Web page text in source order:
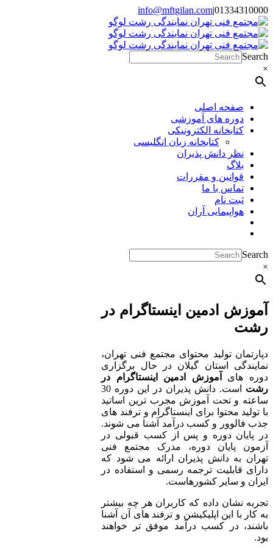
Skip
to
content
01334310000
|
info@mftgilan.com
Instagram
LinkedIn
Search
×
صفحه اصلی
دوره های آموزشی
کتابخانه الکترونیکی
کتابخانه زبان انگلیسی
نظر دانش پذیران
بلاگ
قوانین و مقررات
تماس با ما
ثبت نام
هواپیمایی آران
Search
×
آموزش ادمین اینستاگرام در
رشت
دپارتمان تولید محتوای مجتمع فنی تهران،
نمایندگی استان گیلان در حال برگزاری
دوره های
آموزش ادمین اینستاگرام در
رشت
است. دانش پذیران در این دوره 30
ساعته و تحت آموزش مجرب ترین اساتید
با تولید محتوا برای اینستاگرام و ترفند های
جذب فالوور و کسب درآمد آشنا می شوند.
در پایان دوره و پس از کسب قبولی در
آزمون پایان دوره، مدرک مجتمع فنی
تهران به دانش پذیران ارائه می شود که
دارای قابلیت ترجمه رسمی و استفاده در
ایران و سایر کشورهاست.
تجربه نشان داده که کاربران هر چه بیشتر
به کار با این اپلیکیشن و ترفند های آن آشنا
باشند، در کسب درآمد موفق تر خواهند
بود.